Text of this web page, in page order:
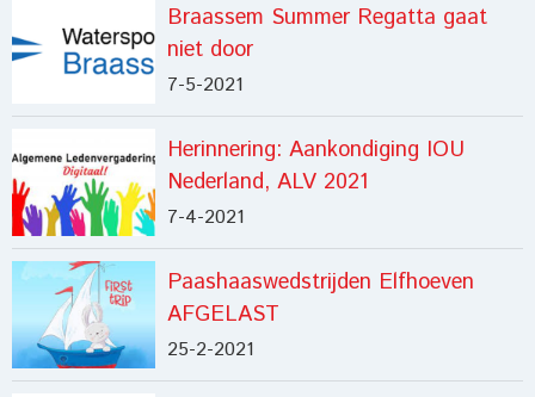
Braassem Summer Regatta gaat
niet door
7-5-2021
Herinnering: Aankondiging IOU
Nederland, ALV 2021
7-4-2021
Paashaaswedstrijden Elfhoeven
AFGELAST
25-2-2021